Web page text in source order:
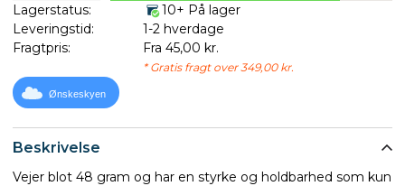
Beskrivelse
Vejer blot 48 gram og har en styrke og holdbarhed som kun
Lagerstatus:
10+ På lager
Leveringstid:
1-2 hverdage
Fragtpris:
Fra 45,00 kr.
* Gratis fragt over 349,00 kr.
Ønskeskyen